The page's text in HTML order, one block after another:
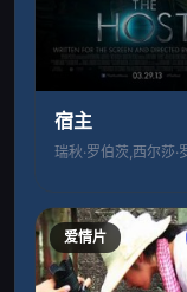
宿主
爱情片